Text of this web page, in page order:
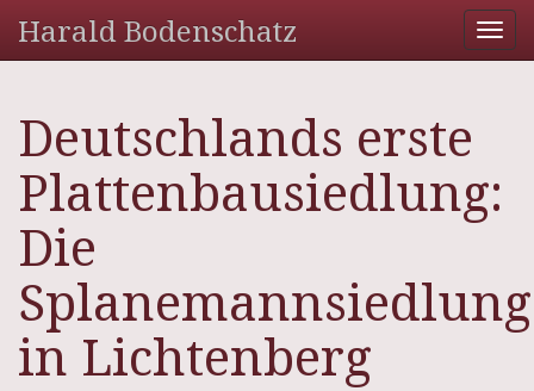
Harald Bodenschatz
Deutschlands erste
Plattenbausiedlung:
Die
Splanemannsiedlung
in Lichtenberg